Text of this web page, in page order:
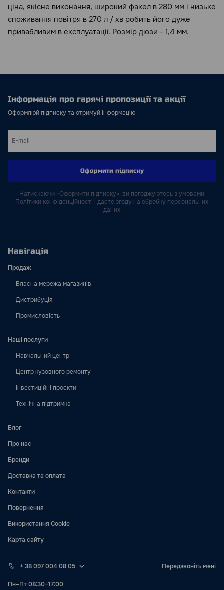
ціна, якісне виконання, широкий факел в 280 мм і низьке
споживання повітря в 270 л / хв робить його дуже
привабливим в експлуатації. Розмір дюзи - 1,4 мм.
Інформація про гарячі пропозиції та акції
Оформлюй підписку та отримуй інформацію
Оформити підписку
Натискаючи «Оформити підписку», ви погоджуютесь з умовами
Політики конфіденційності і даєте згоду на обробку персональних
даних
Навігація
Продаж
Власна мережа магазинів
Дистрибуція
Промисловість
Наші послуги
Навчальний центр
Центр кузовного ремонту
Інвестиційні проєкти
Технічна підтримка
Блог
Про нас
Бренди
Доставка та оплата
Контакти
Повернення
Використання Cookie
Карта сайту
+ 38 097 004 08 05 Передзвоніть мені
Пн–Пт 08:30–17:00